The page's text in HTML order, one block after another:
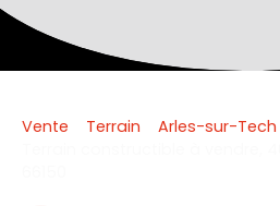
Vente Terrain
Arles-sur-Tech